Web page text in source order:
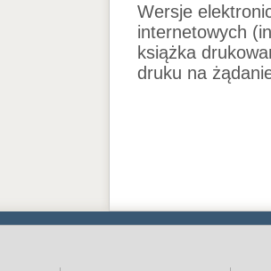
Wersje
internetowych
książka
druku na